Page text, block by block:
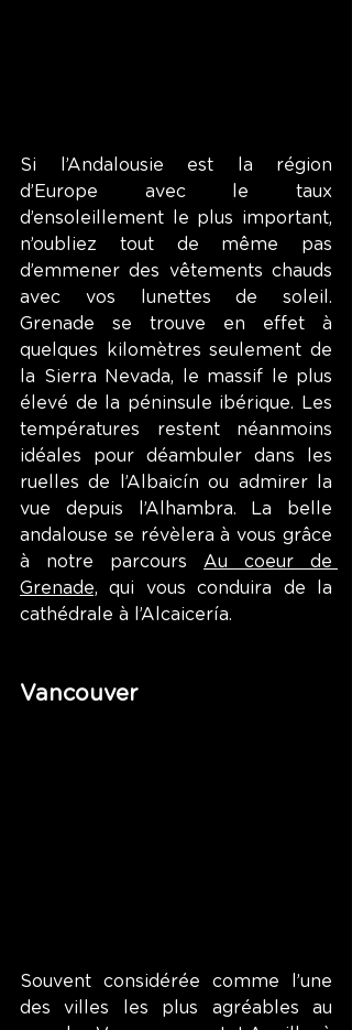
Si l’Andalousie est la région
d’Europe avec le taux
d’ensoleillement le plus important,
n’oubliez tout de même pas
d’emmener des vêtements chauds
avec vos lunettes de soleil.
Grenade se trouve en effet à
quelques kilomètres seulement de
la Sierra Nevada, le massif le plus
élevé de la péninsule ibérique. Les
températures restent néanmoins
idéales pour déambuler dans les
ruelles de l’Albaicín ou admirer la
vue depuis l’Alhambra. La belle
andalouse se révèlera à vous grâce
à notre parcours Au coeur de
Grenade, qui vous conduira de la
cathédrale à l’Alcaicería.
Vancouver
Souvent considérée comme l’une
des villes les plus agréables au